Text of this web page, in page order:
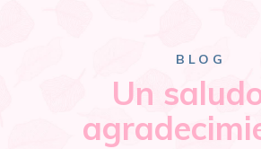
BLOG
Un